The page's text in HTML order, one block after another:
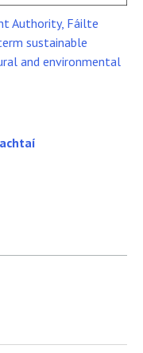
Authority, Fáilte
sustainable
and environmental